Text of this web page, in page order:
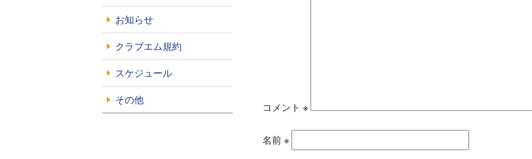
コメント ※
名前※
お知らせ
クラブエム規約
スケジュール
その他